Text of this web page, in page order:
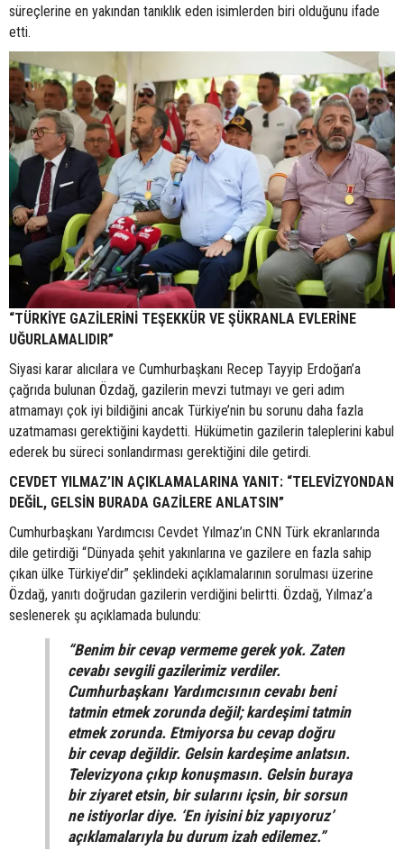
süreçlerine en yakından tanıklık eden isimlerden biri olduğunu ifade
etti.
“TÜRKİYE GAZİLERİNİ TEŞEKKÜR VE ŞÜKRANLA EVLERİNE
UĞURLAMALIDIR”
Siyasi karar alıcılara ve Cumhurbaşkanı Recep Tayyip Erdoğan’a
çağrıda bulunan Özdağ, gazilerin mevzi tutmayı ve geri adım
atmamayı çok iyi bildiğini ancak Türkiye’nin bu sorunu daha fazla
uzatmaması gerektiğini kaydetti. Hükümetin gazilerin taleplerini kabul
ederek bu süreci sonlandırması gerektiğini dile getirdi.
CEVDET YILMAZ’IN AÇIKLAMALARINA YANIT: “TELEVİZYONDAN
DEĞİL, GELSİN BURADA GAZİLERE ANLATSIN”
Cumhurbaşkanı Yardımcısı Cevdet Yılmaz’ın CNN Türk ekranlarında
dile getirdiği “Dünyada şehit yakınlarına ve gazilere en fazla sahip
çıkan ülke Türkiye’dir” şeklindeki açıklamalarının sorulması üzerine
Özdağ, yanıtı doğrudan gazilerin verdiğini belirtti. Özdağ, Yılmaz’a
seslenerek şu açıklamada bulundu:
“Benim bir cevap vermeme gerek yok. Zaten
cevabı sevgili gazilerimiz verdiler.
Cumhurbaşkanı Yardımcısının cevabı beni
tatmin etmek zorunda değil; kardeşimi tatmin
etmek zorunda. Etmiyorsa bu cevap doğru
bir cevap değildir. Gelsin kardeşime anlatsın.
Televizyona çıkıp konuşmasın. Gelsin buraya
bir ziyaret etsin, bir sularını içsin, bir sorsun
ne istiyorlar diye. ‘En iyisini biz yapıyoruz’
açıklamalarıyla bu durum izah edilemez.”